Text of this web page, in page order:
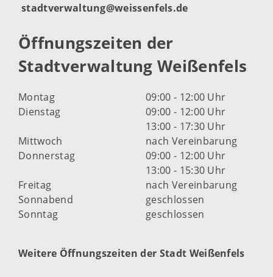
stadtverwaltung@weissenfels.de
Öffnungszeiten der
Stadtverwaltung Weißenfels
Montag
09:00 - 12:00 Uhr
Dienstag
09:00 - 12:00 Uhr
13:00 - 17:30 Uhr
Mittwoch
nach Vereinbarung
Donnerstag
09:00 - 12:00 Uhr
13:00 - 15:30 Uhr
Freitag
nach Vereinbarung
Sonnabend
geschlossen
Sonntag
geschlossen
Weitere Öffnungszeiten der Stadt Weißenfels